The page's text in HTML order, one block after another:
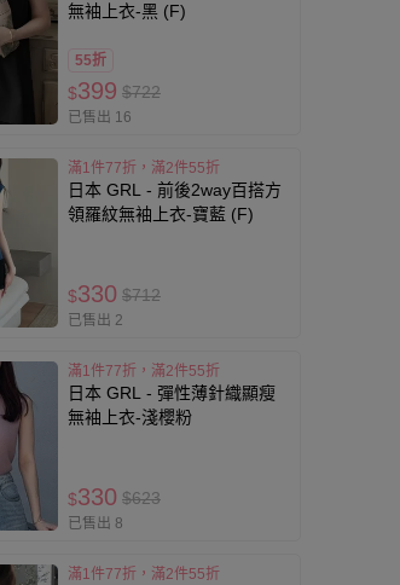
無袖上衣-黑 (F)
55折
$399 $722
已售出 16
滿1件77折，滿2件55折
日本 GRL - 前後2way百搭方
領羅紋無袖上衣-寶藍 (F)
$330 $712
已售出 2
滿1件77折，滿2件55折
日本 GRL - 彈性薄針織顯瘦
無袖上衣-淺櫻粉
$330 $623
已售出 8
滿1件77折，滿2件55折